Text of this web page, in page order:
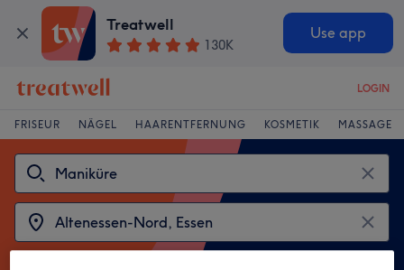
Treatwell
130K
Use app
LOGIN
FRISEUR NÄGEL HAARENTFERNUNG KOSMETIK MASSAGE